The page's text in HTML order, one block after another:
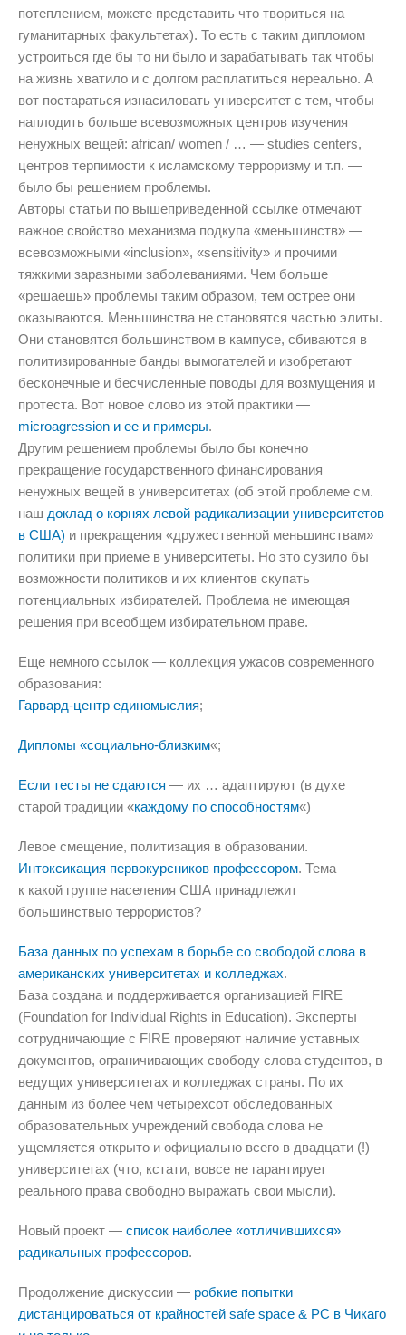
потеплением, можете представить что твориться на
гуманитарных факультетах). То есть с таким дипломом
устроиться где бы то ни было и зарабатывать так чтобы
на жизнь хватило и с долгом расплатиться нереально. А
вот постараться изнасиловать университет с тем, чтобы
наплодить больше всевозможных центров изучения
ненужных вещей: african/ women / … — studies centers,
центров терпимости к исламскому терроризму и т.п. —
было бы решением проблемы.
Авторы статьи по вышеприведенной ссылке отмечают
важное свойство механизма подкупа «меньшинств» —
всевозможными «inclusion», «sensitivity» и прочими
тяжкими заразными заболеваниями. Чем больше
«решаешь» проблемы таким образом, тем острее они
оказываются. Меньшинства не становятся частью элиты.
Они становятся большинством в кампусе, сбиваются в
политизированные банды вымогателей и изобретают
бесконечные и бесчисленные поводы для возмущения и
протеста. Вот новое слово из этой практики —
microagression и ее и примеры.
Другим решением проблемы было бы конечно
прекращение государственного финансирования
ненужных вещей в университетах (об этой проблеме см.
наш доклад о корнях левой радикализации университетов
в США) и прекращения «дружественной меньшинствам»
политики при приеме в университеты. Но это сузило бы
возможности политиков и их клиентов скупать
потенциальных избирателей. Проблема не имеющая
решения при всеобщем избирательном праве.
Еще немного ссылок — коллекция ужасов современного
образования:
Гарвард-центр единомыслия;
Дипломы «социально-близким«;
Если тесты не сдаются — их … адаптируют (в духе
старой традиции «каждому по способностям«)
Левое смещение, политизация в образовании.
Интоксикация первокурсников профессором. Тема —
к какой группе населения США принадлежит
большинствыо террористов?
База данных по успехам в борьбе со свободой слова в
американских университетах и колледжах.
База создана и поддерживается организацией FIRE
(Foundation for Individual Rights in Education). Эксперты
сотрудничающие с FIRE проверяют наличие уставных
документов, ограничивающих свободу слова студентов, в
ведущих университетах и колледжах страны. По их
данным из более чем четырехсот обследованных
образовательных учреждений свобода слова не
ущемляется открыто и официально всего в двадцати (!)
университетах (что, кстати, вовсе не гарантирует
реального права свободно выражать свои мысли).
Новый проект — список наиболее «отличившихся»
радикальных профессоров.
Продолжение дискуссии — робкие попытки
дистанцироваться от крайностей safe space & PC в Чикаго